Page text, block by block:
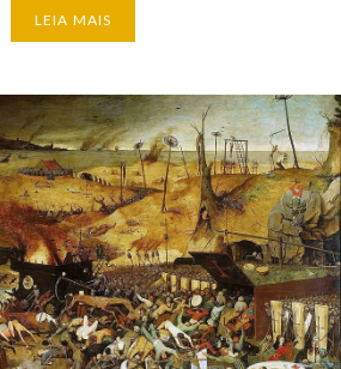
LEIA MAIS